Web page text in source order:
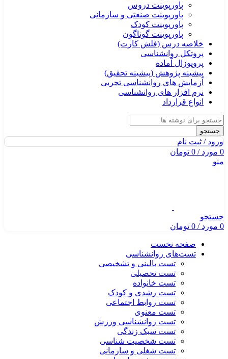
پاورپوینت دروس
پاورپوینت صنعتی و سازمانی
پاورپوینت کودک
پاورپوینت گوناگون
خلاصه درس (فلش کارت)
پروتکل روانشناسی
پروپوزال آماده
پیشینه پژوهش (پیشینه تحقیق)
آزمایش های روانشناسی تجربی
نرم افزار های روانشناسی
انواع قرارداد
جستجو
ورود / ثبت نام
0 مورد/
0 تومان
منو
جستجو
0 مورد/
0 تومان
صفحه نخست
تست‌های روانشناسی
تست بالینی و تشخیصی
تست تحصیلی
تست خانواده
تست رشدی و کودک
تست روابط اجتماعی
تست معنوی
تست روانشناسی ورزش
تست سبک زندگی
تست شخصیت شناسی
تست شغلی و سازمانی